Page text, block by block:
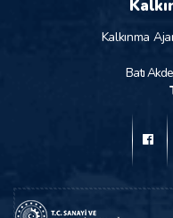
Kalkınma
Batı